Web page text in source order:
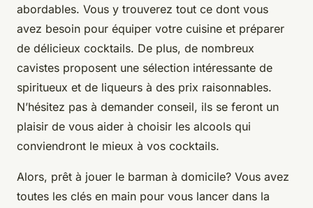
abordables. Vous y trouverez tout ce dont vous
avez besoin pour équiper votre cuisine et préparer
de délicieux cocktails. De plus, de nombreux
cavistes proposent une sélection intéressante de
spiritueux et de liqueurs à des prix raisonnables.
N’hésitez pas à demander conseil, ils se feront un
plaisir de vous aider à choisir les alcools qui
conviendront le mieux à vos cocktails.
Alors, prêt à jouer le barman à domicile? Vous avez
toutes les clés en main pour vous lancer dans la